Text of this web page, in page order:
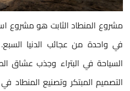
مشروع المنطاد الثابت هو مشروع
في واحدة من عجائب الدنيا
السياحة في البتراء وجذب عشاق
التصميم المبتكر وتصنيع المنطاد